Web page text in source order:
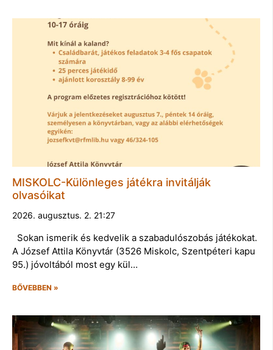
MISKOLC-Különleges játékra invitálják
olvasóikat
2026. augusztus. 2. 21:27
Sokan ismerik és kedvelik a szabadulószobás játékokat.
A József Attila Könyvtár (3526 Miskolc, Szentpéteri kapu
95.) jóvoltából most egy kül…
BŐVEBBEN »